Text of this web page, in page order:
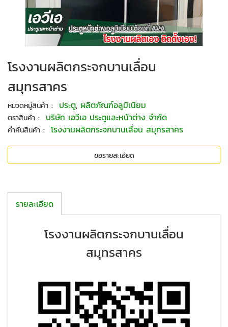
โรงงานผลิตกระจกบานเลื่อน
สมุทรสาคร
หมวดหมู่สินค้า : ประตู, ผลิตภัณฑ์อลูมิเนียม
ตราสินค้า : บริษัท เอวีเอ ประตูและหน้าต่าง จำกัด
คำค้นสินค้า : โรงงานผลิตกระจกบานเลื่อน สมุทรสาคร
ขอรายละเอียด
รายละเอียด
โรงงานผลิตกระจกบานเลื่อน
สมุทรสาคร